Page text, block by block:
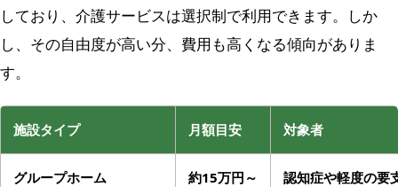
しており、介護サービスは選択制で利用できます。しか
し、その自由度が高い分、費用も高くなる傾向がありま
す。
施設タイプ 月額目安 対象者
グループホーム 約15万円～ 認知症や軽度の要